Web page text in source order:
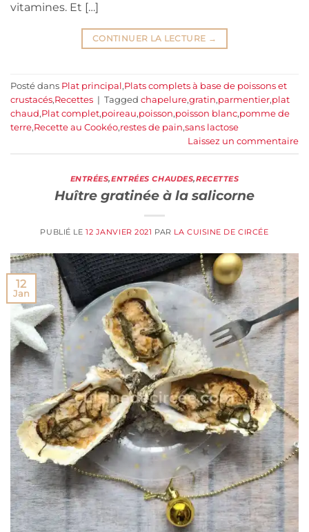
vitamines. Et […]
CONTINUER LA LECTURE →
Posté dans Plat principal,Plats complets à base de poissons et
crustacés,Recettes | Tagged chapelure,gratin,parmentier,plat
chaud,Plat complet,poireau,poisson,poisson blanc,pomme de
terre,Recette au Cookéo,restes de pain,sans lactose
Laissez un commentaire
ENTRÉES,ENTRÉES CHAUDES,RECETTES
Huître gratinée à la salicorne
PUBLIÉ LE12 JANVIER 2021 PAR LA CUISINE DE CIRCÉE
12
Jan